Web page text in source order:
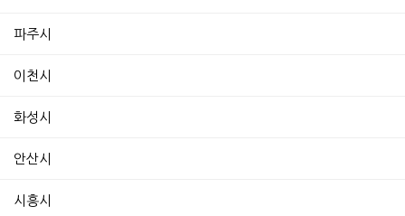
파주시
이천시
화성시
안산시
시흥시